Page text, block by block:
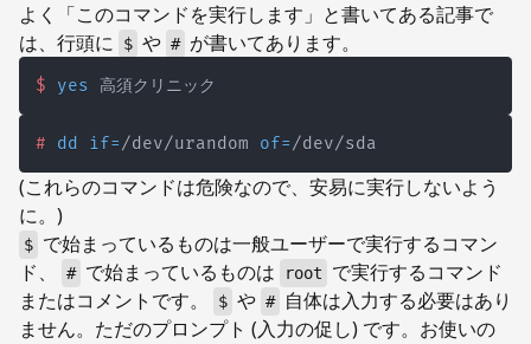
よく「このコマンドを実行します」と書いてある記事で
は、行頭に
$ や # が書いてあります。
$ yes 高須クリニック
# dd if=/dev/urandom of=/dev/sda
(これらのコマンドは危険なので、安易に実行しないよう
に。)
$ で始まっているものは一般ユーザーで実行するコマン
ド、
# で始まっているものは root
で実行するコマンド
またはコメントです。
$ や #
自体は入力する必要はあり
ません。ただのプロンプト (入力の促し) です。お使いの